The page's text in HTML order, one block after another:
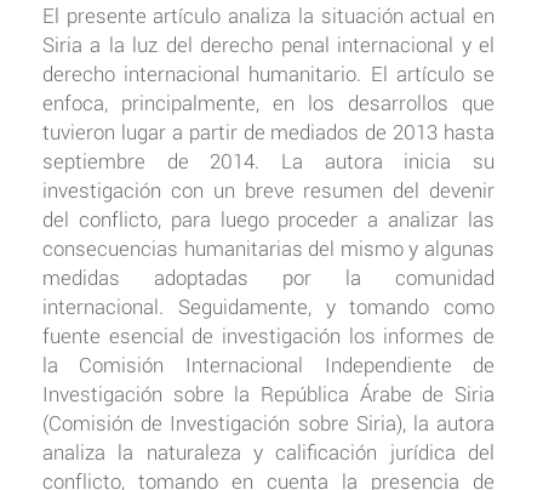
El presente artículo analiza la situación actual en
Siria a la luz del derecho penal internacional y el
derecho internacional humanitario. El artículo se
enfoca, principalmente, en los desarrollos que
tuvieron lugar a partir de mediados de 2013 hasta
septiembre de 2014. La autora inicia su
investigación con un breve resumen del devenir
del conflicto, para luego proceder a analizar las
consecuencias humanitarias del mismo y algunas
medidas adoptadas por la comunidad
internacional. Seguidamente, y tomando como
fuente esencial de investigación los informes de
la Comisión Internacional Independiente de
Investigación sobre la República Árabe de Siria
(Comisión de Investigación sobre Siria), la autora
analiza la naturaleza y calificación jurídica del
conflicto, tomando en cuenta la presencia de